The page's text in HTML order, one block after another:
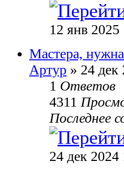
12 янв 2025
Мастера,
Артур » 24 дек
1 Ответов
4311
Последнее
24 дек 2024